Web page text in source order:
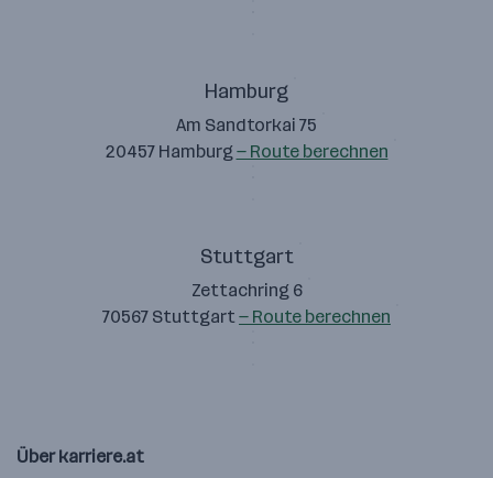
Hamburg
Am Sandtorkai 75
20457 Hamburg — Route berechnen
Stuttgart
Zettachring 6
70567 Stuttgart— Route berechnen
Über karriere.at